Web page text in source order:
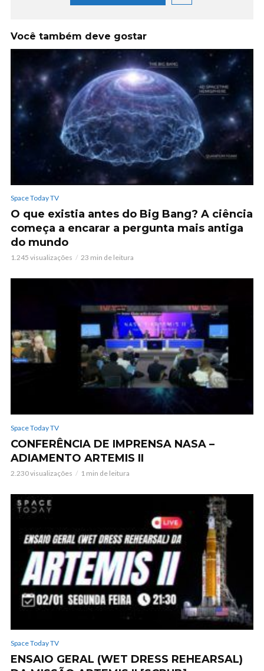
Você também deve gostar
Space Today TV
O que existia antes do Big Bang? A ciência
começa a encarar a pergunta mais antiga
do mundo
1.245 visualizações 23 min de leitura
Space Today TV
CONFERÊNCIA DE IMPRENSA NASA –
ADIAMENTO ARTEMIS II
2.230 visualizações 1 min de leitura
Space Today TV
ENSAIO GERAL (WET DRESS REHEARSAL)